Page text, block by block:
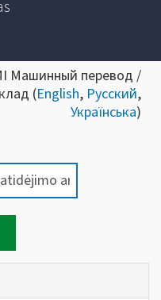
Машинный перевод /
(English, Русский,
Українська)